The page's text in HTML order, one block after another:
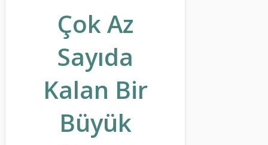
Çok Az
Sayıda
Kalan Bir
Büyük